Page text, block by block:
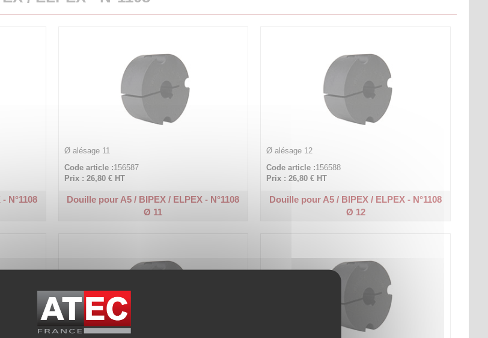
N°1108
Ø alésage 11
Code article :156587
Prix : 26,80 €HT
Douille pour A5 / BIPEX / ELPEX - N°1108
Ø 11
Ø alésage 12
Code article :156588
Prix : 26,80 € HT
Douille pour A5 / BIPEX / ELPEX - N°1108
Ø 12